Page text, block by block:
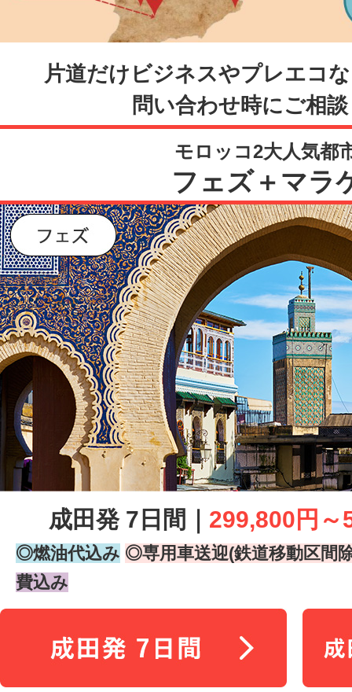
片道だけビジネスやプレエコ
問い合わせ時にご相
モロッコ2大人気都
フェズ＋マラ
成田発 7日間｜ 299,800円～
◎燃油代込み ◎専用車送迎(鉄道移動区間
費込み